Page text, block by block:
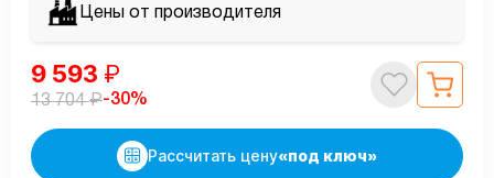
Цены от производителя
9 593 ₽
13 704₽-30%
Рассчитать цену«под ключ»